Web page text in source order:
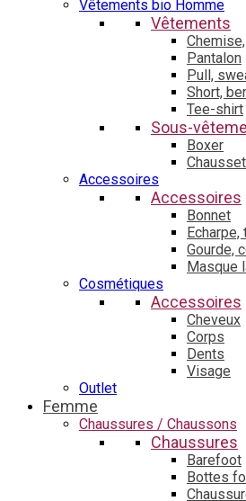
Vêtements bio Homme
Vêtements
Pantalon
Pull,
Short,
Tee-shirt
Sous-
Boxer
Accessoires
Accessoires
Bonnet
Gourde,
Masque
Cosmétiques
Accessoires
Cheveux
Corps
Dents
Visage
Outlet
Femme
Chaussures / Chaussons
Chaussures
Barefoot
Bottes